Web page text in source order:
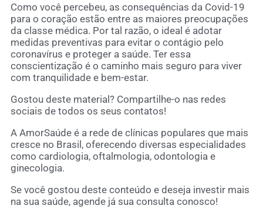
Como você percebeu, as consequências da Covid-19
para o coração estão entre as maiores preocupações
da classe médica. Por tal razão, o ideal é adotar
medidas preventivas para evitar o contágio pelo
coronavírus e proteger a saúde. Ter essa
conscientização é o caminho mais seguro para viver
com tranquilidade e bem-estar.
Gostou deste material? Compartilhe-o nas redes
sociais de todos os seus contatos!
A AmorSaúde é a rede de clínicas populares que mais
cresce no Brasil, oferecendo diversas especialidades
como cardiologia, oftalmologia, odontologia e
ginecologia.
Se você gostou deste conteúdo e deseja investir mais
na sua saúde, agende já sua consulta conosco!